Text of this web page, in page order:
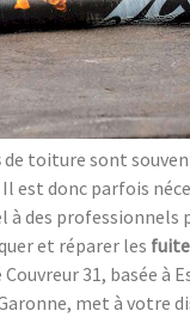
de toiture sont
est donc parfois
à des professionnels
et réparer les
31, basée à
met à votre